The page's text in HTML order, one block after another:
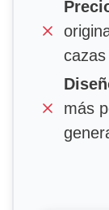
más